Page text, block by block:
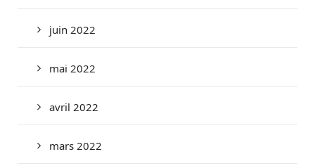
juin 2022
mai 2022
avril 2022
mars 2022